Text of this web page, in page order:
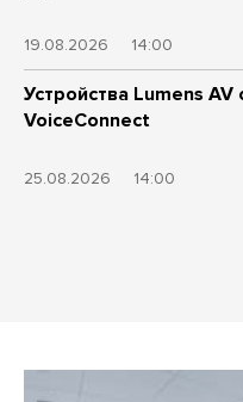
19.08.2026 14:00
Устройства Lumens AV
VoiceConnect
25.08.2026 14:00